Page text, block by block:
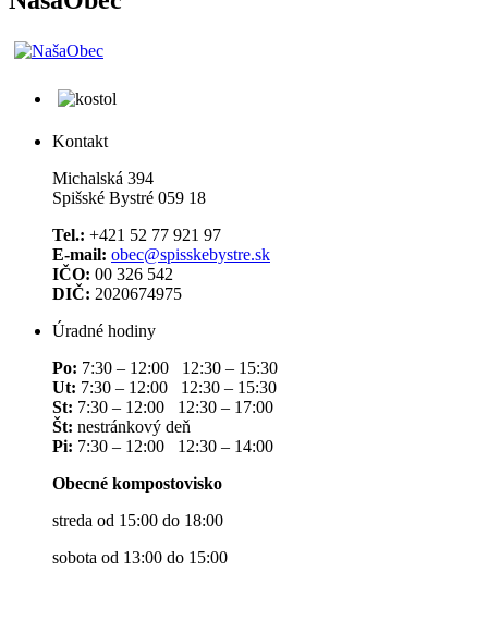
Kontakt
Michalská 394
Spišské Bystré 059 18
Tel.: +421 52 77 921 97
E-mail: obec@spisskebystre.sk
IČO: 00 326 542
DIČ: 2020674975
Úradné hodiny
Po: 7:30 – 12:00 12:30 – 15:30
Ut: 7:30 – 12:00 12:30 – 15:30
St: 7:30 – 12:00 12:30 – 17:00
Št: nestránkový deň
Pi: 7:30 – 12:00 12:30 – 14:00
Obecné kompostovisko
streda od 15:00 do 18:00
sobota od 13:00 do 15:00